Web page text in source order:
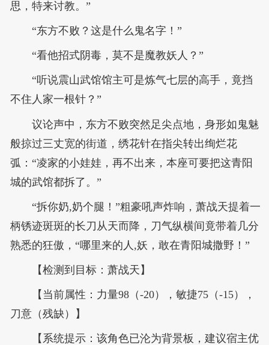
思，特来讨教。”
“东方不败？这是什么鬼名字！”
“看他招式阴毒，莫不是魔教妖人？”
“听说震山武馆馆主可是炼气七层的高手，竟挡
不住人家一根针？”
议论声中，东方不败突然足尖点地，身形如鬼魅
般掠过三丈宽的街道，绣花针在指尖转出绚烂花
弧：“凌家的小娃娃，再不出来，本座可要把这青阳
城的武馆都拆了。”
“拆你奶,奶个腿！”粗豪吼声炸响，萧战天提着一
柄锈迹斑斑的长刀从天而降，刀气纵横间竟带着几分
熟悉的狂傲，“哪里来的人,妖，敢在青阳城撒野！”
【检测到目标：萧战天】
【当前属性：力量98（-20），敏捷75（-15），
刀意（残缺）】
【系统提示：该角色已沦为背景板，建议宿主优